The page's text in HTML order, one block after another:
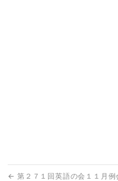
← 第２７１回英語の会１１月例